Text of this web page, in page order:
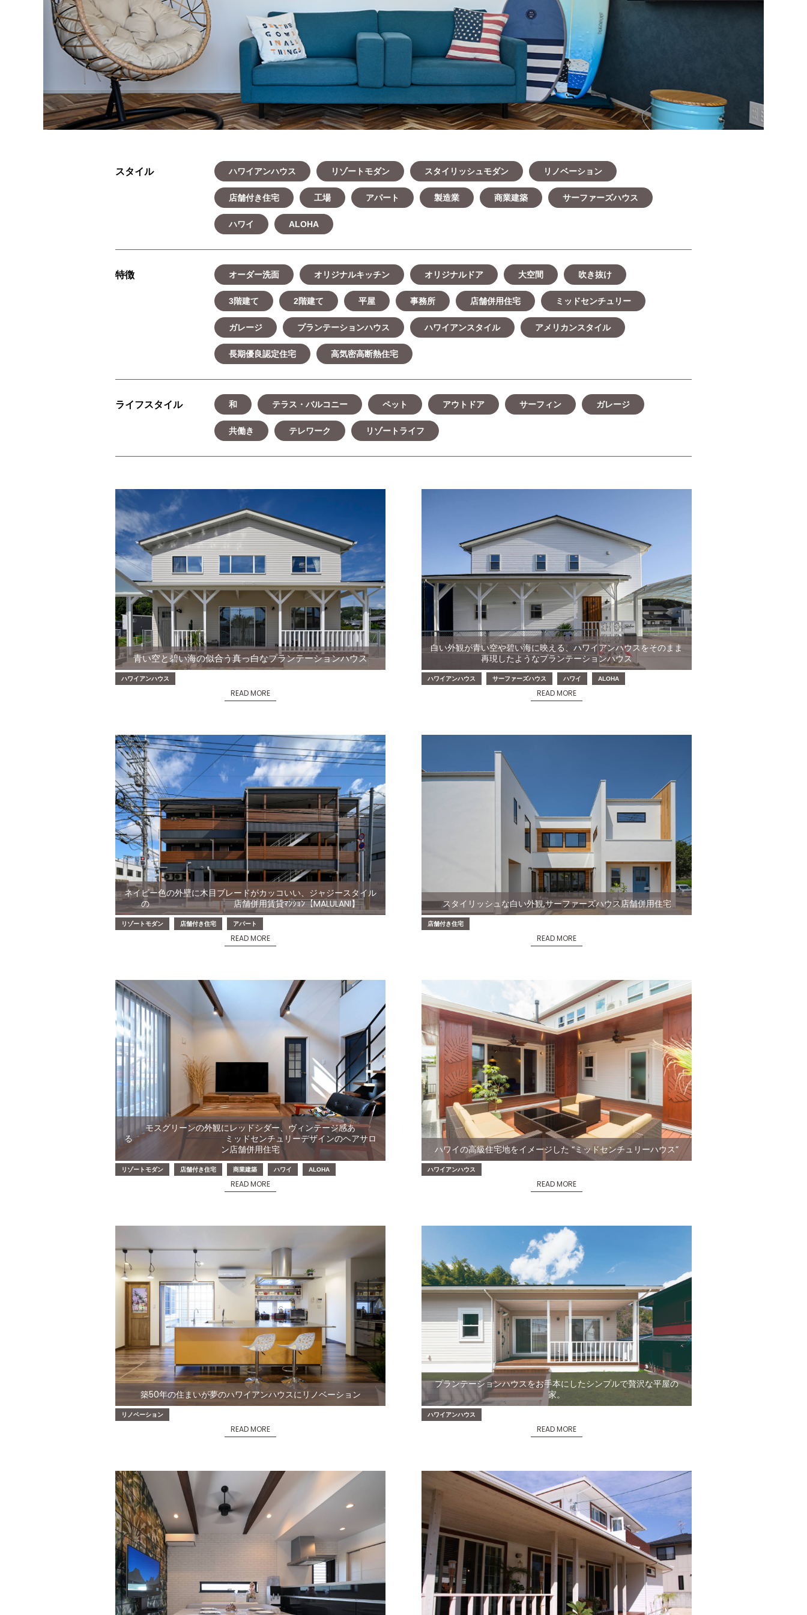
スタイル ハワイアンハウス リゾートモダン スタイリッシュモダン リノベーション
店舗付き住宅 工場 アパート 製造業 商業建築 サーファーズハウス
ハワイ ALOHA
特徴 オーダー洗面 オリジナルキッチン オリジナルドア 大空間 吹き抜け
3階建て 2階建て 平屋 事務所 店舗併用住宅 ミッドセンチュリー
ガレージ プランテーションハウス ハワイアンスタイル アメリカンスタイル
長期優良認定住宅 高気密高断熱住宅
ライフスタイル 和 テラス・バルコニー ペット アウトドア サーフィン ガレージ
共働き テレワーク リゾートライフ
青い空と碧い海の似合う真っ白なプランテーションハウス
ハワイアンハウス
READ MORE
白い外観が青い空や碧い海に映える、ハワイアンハウスをそのまま
再現したようなプランテーションハウス
ハワイアンハウス サーファーズハウス ハワイ ALOHA
READ MORE
ネイビー色の外壁に木目ブレードがカッコいい、ジャジースタイル
の 店舗併用賃貸ﾏﾝｼｮﾝ【MALULANI】
リゾートモダン 店舗付き住宅 アパート
READ MORE
スタイリッシュな白い外観,サーファーズハウス店舗併用住宅
店舗付き住宅
READ MORE
モスグリーンの外観にレッドシダー、ヴィンテージ感あ
る ミッドセンチュリーデザインのヘアサロ
ン店舗併用住宅
リゾートモダン 店舗付き住宅 商業建築 ハワイ ALOHA
READ MORE
ハワイの高級住宅地をイメージした “ミッドセンチュリーハウス”
ハワイアンハウス
READ MORE
築50年の住まいが夢のハワイアンハウスにリノベーション
リノベーション
READ MORE
プランテーションハウスをお手本にしたシンプルで贅沢な平屋の
家。
ハワイアンハウス
READ MORE